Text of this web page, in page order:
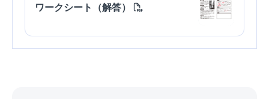
ワークシート（解答）